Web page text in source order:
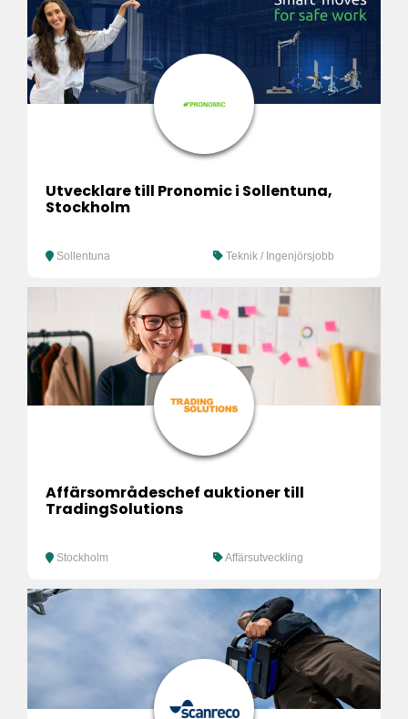
Utvecklare till Pronomic i Sollentuna,
Stockholm
Sollentuna Teknik / Ingenjörsjobb
Affärsområdeschef auktioner till
TradingSolutions
Stockholm Affärsutveckling